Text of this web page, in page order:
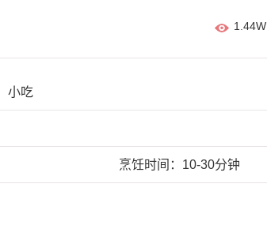
1.44W
小吃
烹饪时间：10-30分钟